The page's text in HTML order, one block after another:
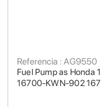
Fuel Pump as
16700-KWN-902
Referencia : AG9550